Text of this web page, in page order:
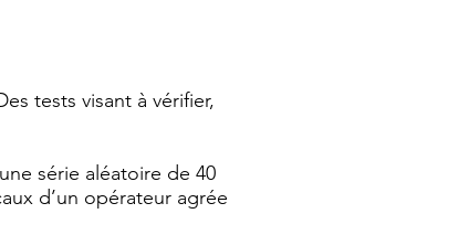
tests visant à vérifier,
série aléatoire de 40
d’un opérateur agrée